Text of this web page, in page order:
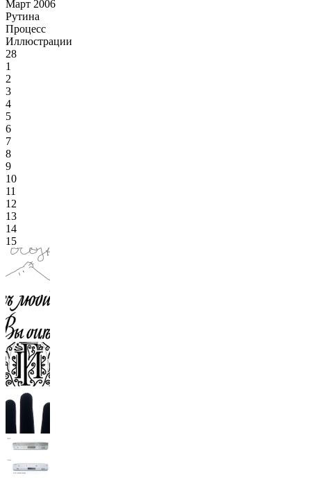
Март 2006
Рутина
Процесс
Иллюстрации
28
1
2
3
4
5
6
7
8
9
10
11
12
13
14
15